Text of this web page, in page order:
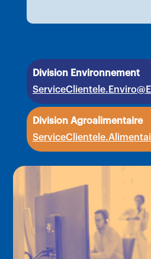
Division Environnement
Division Agroalimentaire